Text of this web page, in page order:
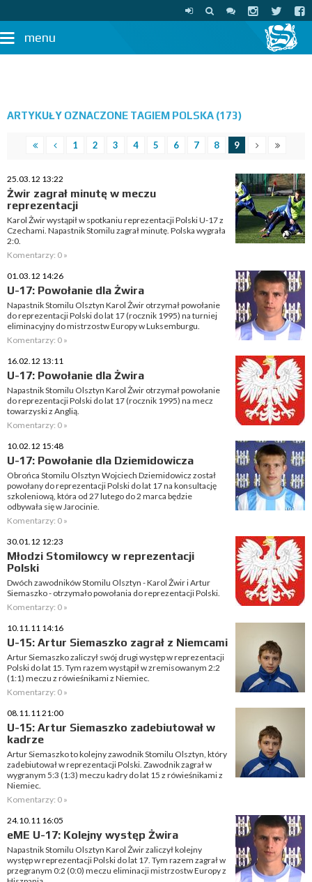
menu
ARTYKUŁY OZNACZONE TAGIEM POLSKA (173)
1 2 3 4 5 6 7 8 9
25.03.12 13:22
Żwir zagrał minutę w meczu
reprezentacji
Karol Żwir wystąpił w spotkaniu reprezentacji Polski U-17 z
Czechami. Napastnik Stomilu zagrał minutę. Polska wygrała
2:0.
Komentarzy: 0 »
01.03.12 14:26
U-17: Powołanie dla Żwira
Napastnik Stomilu Olsztyn Karol Żwir otrzymał powołanie
do reprezentacji Polski do lat 17 (rocznik 1995) na turniej
eliminacyjny do mistrzostw Europy w Luksemburgu.
Komentarzy: 0 »
16.02.12 13:11
U-17: Powołanie dla Żwira
Napastnik Stomilu Olsztyn Karol Żwir otrzymał powołanie
do reprezentacji Polski do lat 17 (rocznik 1995) na mecz
towarzyski z Anglią.
Komentarzy: 0 »
10.02.12 15:48
U-17: Powołanie dla Dziemidowicza
Obrońca Stomilu Olsztyn Wojciech Dziemidowicz został
powołany do reprezentacji Polski do lat 17 na konsultację
szkoleniową, która od 27 lutego do 2 marca będzie
odbywała się w Jarocinie.
Komentarzy: 0 »
30.01.12 12:23
Młodzi Stomilowcy w reprezentacji
Polski
Dwóch zawodników Stomilu Olsztyn - Karol Żwir i Artur
Siemaszko - otrzymało powołania do reprezentacji Polski.
Komentarzy: 0 »
10.11.11 14:16
U-15: Artur Siemaszko zagrał z Niemcami
Artur Siemaszko zaliczył swój drugi występ w reprezentacji
Polski do lat 15. Tym razem wystąpił w zremisowanym 2:2
(1:1) meczu z rówieśnikami z Niemiec.
Komentarzy: 0 »
08.11.11 21:00
U-15: Artur Siemaszko zadebiutował w
kadrze
Artur Siemaszko to kolejny zawodnik Stomilu Olsztyn, który
zadebiutował w reprezentacji Polski. Zawodnik zagrał w
wygranym 5:3 (1:3) meczu kadry do lat 15 z rówieśnikami z
Niemiec.
Komentarzy: 0 »
24.10.11 16:05
eME U-17: Kolejny występ Żwira
Napastnik Stomilu Olsztyn Karol Żwir zaliczył kolejny
występ w reprezentacji Polski do lat 17. Tym razem zagrał w
przegranym 0:2 (0:0) meczu eliminacji mistrzostw Europy z